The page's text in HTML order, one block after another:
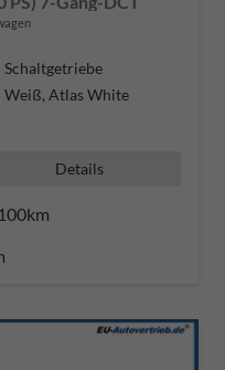
Schaltgetriebe
Weiß, Atlas White
Details